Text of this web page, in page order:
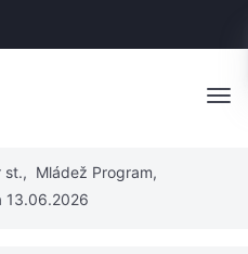
st., Mládež Program,
13.06.2026